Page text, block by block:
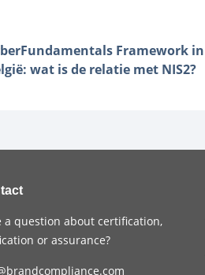
Framework in
wat is de relatie met NIS2?
a question about certification,
or assurance?